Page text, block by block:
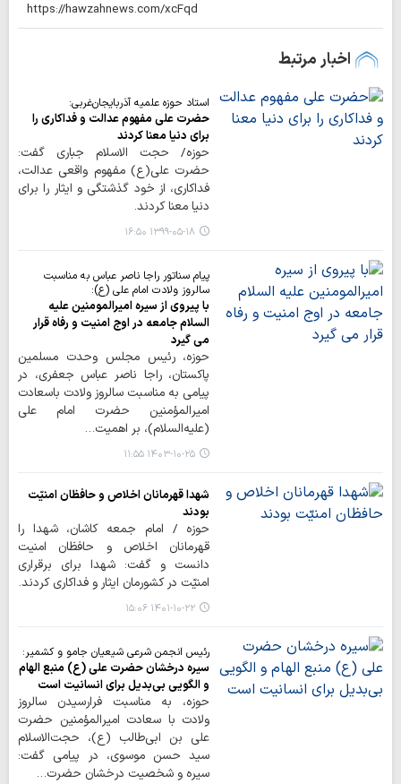
اخبار مرتبط
استاد حوزه علمیه آذربایجان‌غربی:
حضرت علی مفهوم عدالت و فداکاری را
برای دنیا معنا کردند
حوزه/ حجت الاسلام جباری گفت:
حضرت علی(ع) مفهوم واقعی عدالت،
فداکاری، از خود گذشتگی و ایثار را برای
دنیا معنا کردند.
۱۳۹۹-۰۵-۱۸ ۱۶:۵۰
پیام سناتور راجا ناصر عباس به مناسبت
سالروز ولادت امام علی (ع):
با پیروی از سیره امیرالمومنین علیه
السلام جامعه در اوج امنیت و رفاه قرار
می گیرد
حوزه، رئیس مجلس وحدت مسلمین
پاکستان، راجا ناصر عباس جعفری، در
پیامی به مناسبت سالروز ولادت باسعادت
امیرالمؤمنین حضرت امام علی
(علیه‌السلام)، بر اهمیت…
۱۴۰۳-۱۰-۲۵ ۱۱:۵۵
شهدا قهرمانان اخلاص و حافظان امنیّت
بودند
حوزه / امام جمعه کاشان، شهدا را
قهرمانان اخلاص و حافظان امنیت
دانست و گفت: شهدا برای برقراری
امنیّت در کشورمان ایثار و فداکاری کردند.
۱۴۰۱-۱۰-۲۲ ۱۵:۰۶
رئیس انجمن شرعی شیعیان جامو و کشمیر:
سیره درخشان حضرت علی (ع) منبع الهام
و الگویی بی‌بدیل برای انسانیت است
حوزه، به مناسبت فرارسیدن سالروز
ولادت با سعادت امیرالمؤمنین حضرت
علی بن ابی‌طالب (ع)، حجت‌الاسلام
سید حسن موسوی، در پیامی گفت:
سیره و شخصیت درخشان حضرت…